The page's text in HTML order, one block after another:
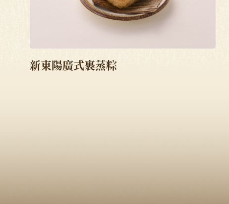
新東陽廣式裹蒸粽